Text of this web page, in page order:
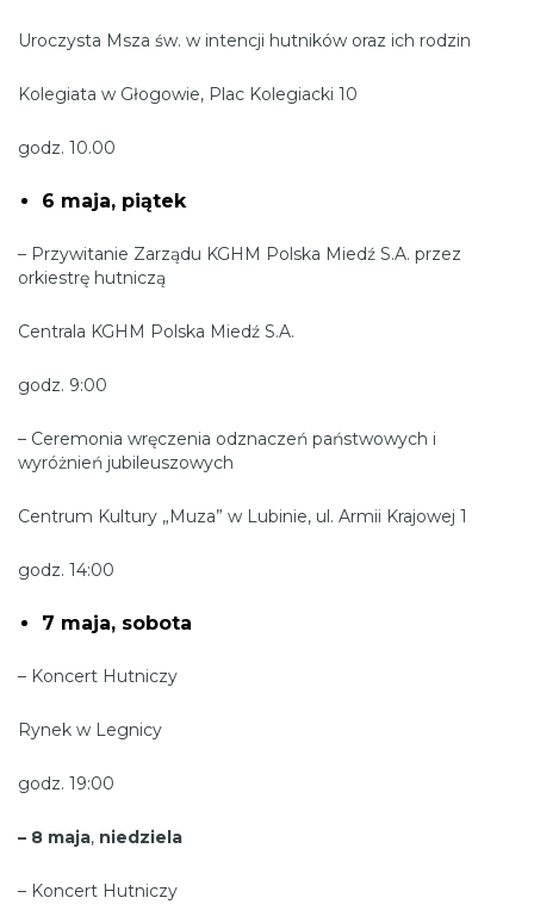
Uroczysta Msza św. w intencji hutników oraz ich rodzin
Kolegiata w Głogowie, Plac Kolegiacki 10
godz. 10.00
6 maja, piątek
– Przywitanie Zarządu KGHM Polska Miedź S.A. przez
orkiestrę hutniczą
Centrala KGHM Polska Miedź S.A.
godz. 9:00
– Ceremonia wręczenia odznaczeń państwowych i
wyróżnień jubileuszowych
Centrum Kultury „Muza” w Lubinie, ul. Armii Krajowej 1
godz. 14:00
7 maja, sobota
– Koncert Hutniczy
Rynek w Legnicy
godz. 19:00
– 8 maja, niedziela
– Koncert Hutniczy